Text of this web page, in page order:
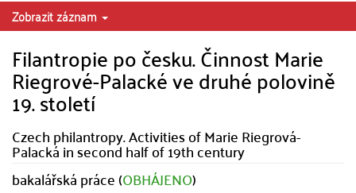
Zobrazit záznam
Filantropie po česku. Činnost Marie
Riegrové-Palacké ve druhé polovině
19. století
Czech philantropy. Activities of Marie Riegrová-
Palacká in second half of 19th century
bakalářská práce (OBHÁJENO)